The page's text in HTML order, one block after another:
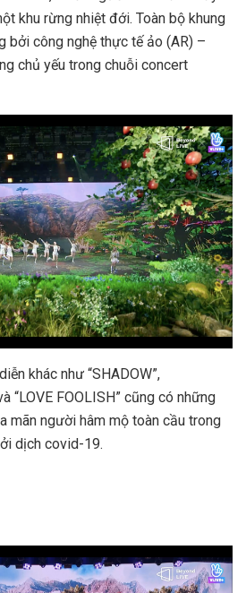
khu rừng nhiệt đới. Toàn bộ khung
bởi công nghệ thực tế ảo (AR) –
chủ yếu trong chuỗi concert
khác như “SHADOW”,
“LOVE FOOLISH” cũng có những
mãn người hâm mộ toàn cầu trong
dịch covid-19.